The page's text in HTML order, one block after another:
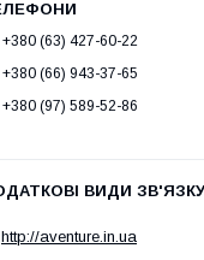
+380 (63) 427-60-22
+380 (66) 943-37-65
+380 (97) 589-52-86
http://aventure.in.ua